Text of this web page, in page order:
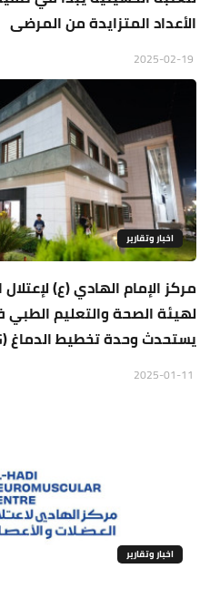
الأعداد المتزايدة من المرضى
اخبار وتقارير
مركز الإمام الهادي (ع)
لهيئة الصحة والتعليم الطبي
يستحدث وحدة تخطيط الدماغ (EEG)
اخبار وتقارير